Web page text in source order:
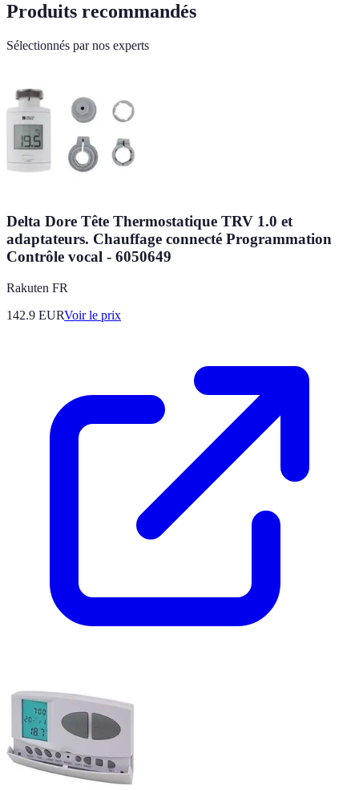
Produits recommandés
Sélectionnés par nos experts
Delta Dore Tête Thermostatique TRV 1.0 et
adaptateurs. Chauffage connecté Programmation
Contrôle vocal - 6050649
Rakuten FR
142.9 EURVoir le prix